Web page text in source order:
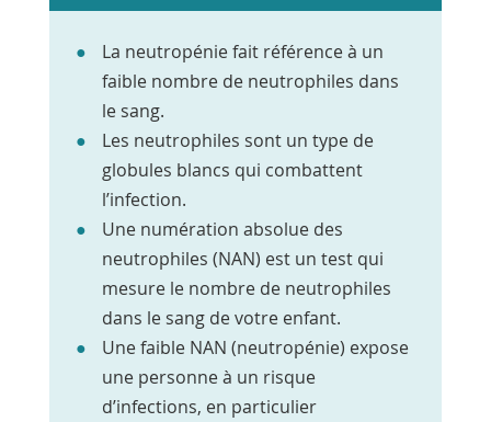
La neutropénie fait référence à un
faible nombre de neutrophiles dans
le sang.
Les neutrophiles sont un type de
globules blancs qui combattent
l’infection.
Une numération absolue des
neutrophiles (NAN) est un test qui
mesure le nombre de neutrophiles
dans le sang de votre enfant.
Une faible NAN (neutropénie) expose
une personne à un risque
d’infections, en particulier